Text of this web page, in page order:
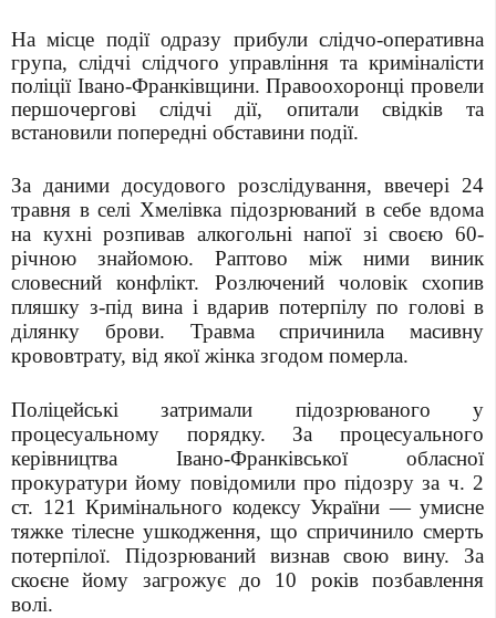
На місце події одразу прибули слідчо-оперативна
група, слідчі слідчого управління та криміналісти
поліції Івано-Франківщини. Правоохоронці провели
першочергові слідчі дії, опитали свідків та
встановили попередні обставини події.
За даними досудового розслідування, ввечері 24
травня в селі Хмелівка підозрюваний в себе вдома
на кухні розпивав алкогольні напої зі своєю 60-
річною знайомою. Раптово між ними виник
словесний конфлікт. Розлючений чоловік схопив
пляшку з-під вина і вдарив потерпілу по голові в
ділянку брови. Травма спричинила масивну
крововтрату, від якої жінка згодом померла.
Поліцейські затримали підозрюваного у
процесуальному порядку. За процесуального
керівництва Івано-Франківської обласної
прокуратури йому повідомили про підозру за ч. 2
ст. 121 Кримінального кодексу України — умисне
тяжке тілесне ушкодження, що спричинило смерть
потерпілої. Підозрюваний визнав свою вину. За
скоєне йому загрожує до 10 років позбавлення
волі.